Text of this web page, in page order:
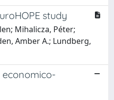
study
Mihalicza, Péter;
Amber A.; Lundberg,